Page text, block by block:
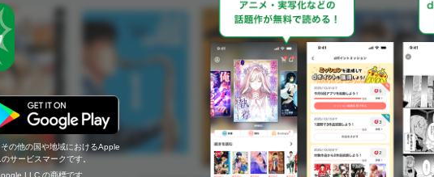
の他の国や地域におけるApple
サービスマークです。
LLC の商標です。